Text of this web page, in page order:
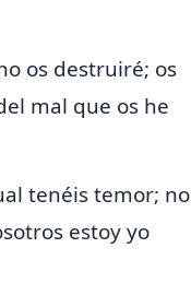
os destruiré; os
mal que os he
tenéis temor; no
estoy yo